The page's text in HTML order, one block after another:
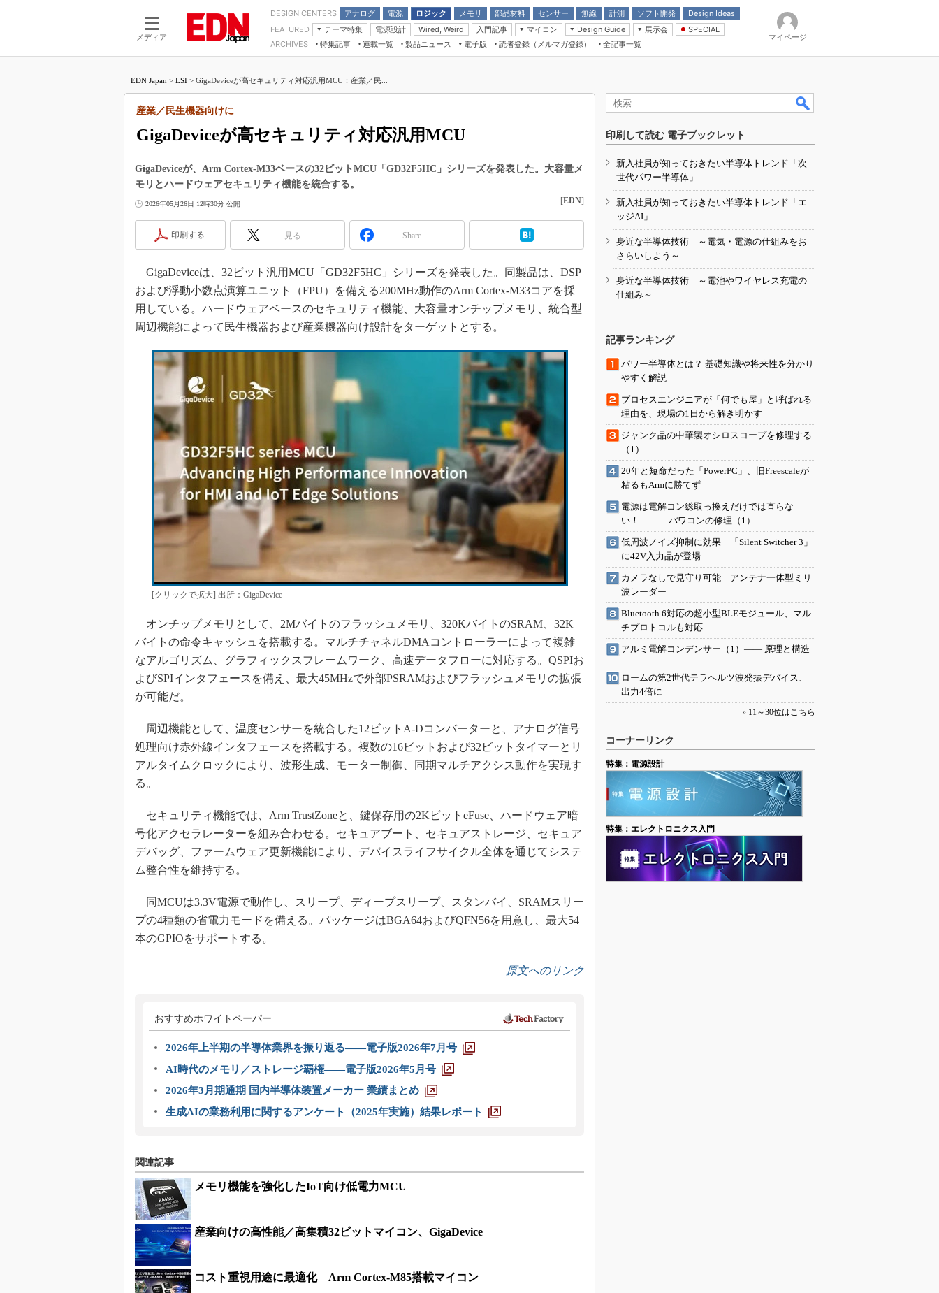
メディア
DESIGN CENTERS アナログ
電源
モーター
ロジック
LSI
メモリ
部品材料
受動部品
センサー 無線 計測 ソフト開発
Design Ideas
アナログ機能回路
計測とテスト
FEATURED
テーマ特集
つながるクルマ
エレクトロニクス入門
製品解剖（EE Times Japan）
電源設計 Wired, Weird
入門記事
モーター入門
マイコン
マイコン講座
Design Guide
計測機器
展示会
CEATEC
組込み/エッジコンピューティング展
SPECIAL
Microchip情報
ARCHIVES 特集記事
連載一覧
マイクロプロセッサ懐古録
用講座
たった2つの式で始めるDC/DCコン
バーターの設計
DC-DCコンバーター活用講座
Wired, Weird
マイコン講座
Q&Aで学ぶマイコン講座
記録計／データロガーの基礎知識
アナログ設計のきほん／ADCとノイ
ズ編
めざせ高効率！ モーター駆動入門講
「SPICEの仕組みとその活用設計」
最新記事一覧
USB Type-Cの登場で評価試験はど
う変わる？
IoT時代の無線規格を知る【Thread
編】
IoT時代の無線規格を知る【Z-Wave
編】
製品ニュース
電子版
電子ブックレット
読者登録（メルマガ登録） 全記事一覧
マイページ
EDN Japan > LSI > GigaDeviceが高セキュリティ対応汎用MCU：産業／民...
GigaDeviceが高セキュリティ対応汎用MCU
産業／民生機器向けに
GigaDeviceが、Arm Cortex-M33ベースの32ビットMCU「GD32F5HC」シリーズを発表した。大容量メ
モリとハードウェアセキュリティ機能を統合する。
2026年05月26日 12時30分 公開 [EDN]
印刷する 見る Share
GigaDeviceは、32ビット汎用MCU「GD32F5HC」シリーズを発表した。同製品は、DSP
および浮動小数点演算ユニット（FPU）を備える200MHz動作のArm Cortex-M33コアを採
用している。ハードウェアベースのセキュリティ機能、大容量オンチップメモリ、統合型
周辺機能によって民生機器および産業機器向け設計をターゲットとする。
[クリックで拡大] 出所：GigaDevice
オンチップメモリとして、2Mバイトのフラッシュメモリ、320KバイトのSRAM、32K
バイトの命令キャッシュを搭載する。マルチチャネルDMAコントローラーによって複雑
なアルゴリズム、グラフィックスフレームワーク、高速データフローに対応する。QSPIお
よびSPIインタフェースを備え、最大45MHzで外部PSRAMおよびフラッシュメモリの拡張
が可能だ。
周辺機能として、温度センサーを統合した12ビットA-Dコンバーターと、アナログ信号
処理向け赤外線インタフェースを搭載する。複数の16ビットおよび32ビットタイマーとリ
アルタイムクロックにより、波形生成、モーター制御、同期マルチアクシス動作を実現す
る。
セキュリティ機能では、Arm TrustZoneと、鍵保存用の2KビットeFuse、ハードウェア暗
号化アクセラレーターを組み合わせる。セキュアブート、セキュアストレージ、セキュア
デバッグ、ファームウェア更新機能により、デバイスライフサイクル全体を通じてシステ
ム整合性を維持する。
同MCUは3.3V電源で動作し、スリープ、ディープスリープ、スタンバイ、SRAMスリー
プの4種類の省電力モードを備える。パッケージはBGA64およびQFN56を用意し、最大54
本のGPIOをサポートする。
原文へのリンク
おすすめホワイトペーパー
2026年上半期の半導体業界を振り返る――電子版2026年7月号
AI時代のメモリ／ストレージ覇権――電子版2026年5月号
2026年3月期通期 国内半導体装置メーカー 業績まとめ
生成AIの業務利用に関するアンケート（2025年実施）結果レポート
関連記事
メモリ機能を強化したIoT向け低電力MCU
産業向けの高性能／高集積32ビットマイコン、GigaDevice
コスト重視用途に最適化 Arm Cortex-M85搭載マイコン
印刷して読む 電子ブックレット
新入社員が知っておきたい半導体トレンド「次
世代パワー半導体」
新入社員が知っておきたい半導体トレンド「エ
ッジAI」
身近な半導体技術 ～電気・電源の仕組みをお
さらいしよう～
身近な半導体技術 ～電池やワイヤレス充電の
仕組み～
記事ランキング
パワー半導体とは？ 基礎知識や将来性を分かり
やすく解説
プロセスエンジニアが「何でも屋」と呼ばれる
理由を、現場の1日から解き明かす
ジャンク品の中華製オシロスコープを修理する
（1）
20年と短命だった「PowerPC」、旧Freescaleが
粘るもArmに勝てず
電源は電解コン総取っ換えだけでは直らな
い！ ―― パワコンの修理（1）
低周波ノイズ抑制に効果 「Silent Switcher 3」
に42V入力品が登場
カメラなしで見守り可能 アンテナ一体型ミリ
波レーダー
Bluetooth 6対応の超小型BLEモジュール、マル
チプロトコルも対応
アルミ電解コンデンサー（1）―― 原理と構造
ロームの第2世代テラヘルツ波発振デバイス、
出力4倍に
» 11～30位はこちら
コーナーリンク
特集：電源設計
特集：エレクトロニクス入門